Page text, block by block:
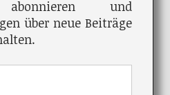
und
über neue Beiträge